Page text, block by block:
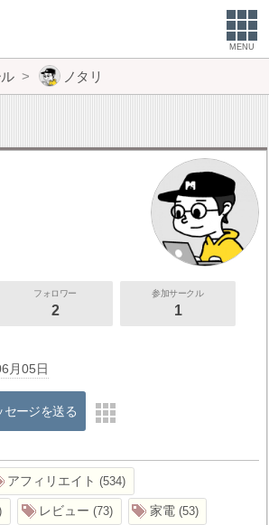
MENU
ノタリ
フォロワー
2
参加サークル
1
月05日
セージを送る
アフィリエイト 534
レビュー 73 家電 53